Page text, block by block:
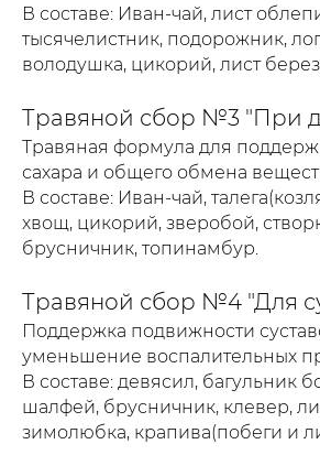
В составе: Иван-чай, лист
тысячелистник, подорожник,
володушка, цикорий, лист
Травяной сбор №3 "При
Травяная формула для
сахара и общего обмена
В составе: Иван-чай,
хвощ, цикорий, зверобой,
брусничник, топинамбур.
Травяной сбор №4 "Для
Поддержка подвижности
уменьшение воспалительных
В составе: девясил, багульник
шалфей, брусничник, клевер,
зимолюбка, крапива(побеги и